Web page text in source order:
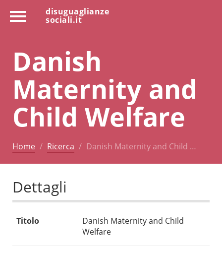
disuguaglianze
sociali.it
Danish
Maternity and
Child Welfare
Home Ricerca Danish Maternity and Child …
Dettagli
Titolo
Danish Maternity and Child
Welfare